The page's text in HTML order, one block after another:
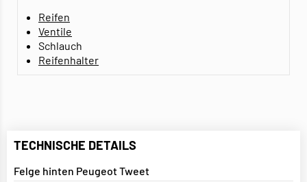
Reifen
Ventile
Schlauch
Reifenhalter
TECHNISCHE DETAILS
Felge hinten Peugeot Tweet